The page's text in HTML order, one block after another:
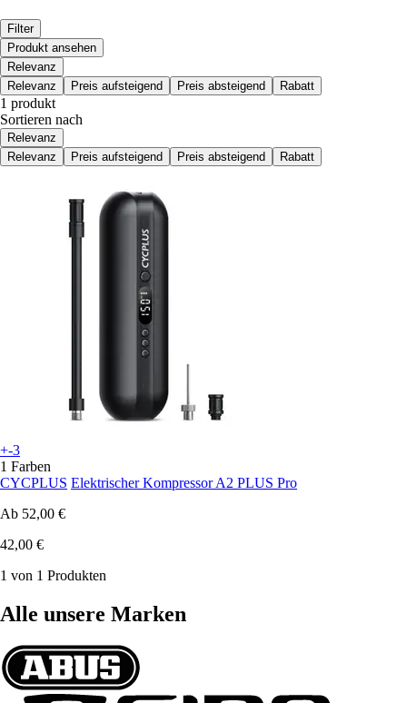
Filter
Produkt ansehen
Relevanz
Relevanz
Preis aufsteigend Preis absteigend Rabatt
1 produkt
Sortieren nach
Relevanz
Relevanz
Preis aufsteigend Preis absteigend Rabatt
+-3
1 Farben
CYCPLUS Elektrischer Kompressor A2 PLUS Pro
Ab 52,00 €
42,00 €
1 von 1 Produkten
Alle unsere Marken